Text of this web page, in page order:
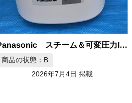
象印 極め炊き IH炊飯ジャー
商品の状態：B
2026年7月3日 掲載